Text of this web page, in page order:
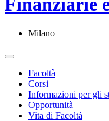
Finanziarie
Milano
Facoltà
Corsi
Informazioni per gli
Opportunità
Vita di Facoltà